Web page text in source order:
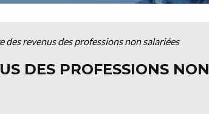
revenus des professions non salariées
DES PROFESSIONS NON